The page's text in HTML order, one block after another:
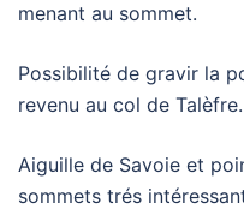
menant au sommet.
Possibilité de gravir la
revenu au col de Talèfre.
Aiguille de Savoie et
sommets trés